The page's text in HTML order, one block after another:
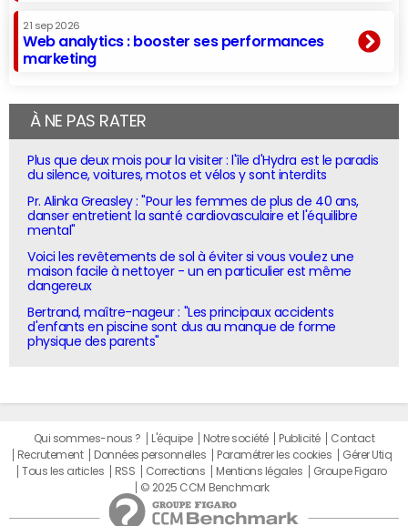
21 sep 2026
Web analytics : booster ses performances
marketing
À NE PAS RATER
Plus que deux mois pour la visiter : l'île d'Hydra est le paradis
du silence, voitures, motos et vélos y sont interdits
Pr. Alinka Greasley : "Pour les femmes de plus de 40 ans,
danser entretient la santé cardiovasculaire et l'équilibre
mental"
Voici les revêtements de sol à éviter si vous voulez une
maison facile à nettoyer - un en particulier est même
dangereux
Bertrand, maître-nageur : "Les principaux accidents
d'enfants en piscine sont dus au manque de forme
physique des parents"
Qui sommes-nous ? L'équipe Notre société Publicité
Contact
Recrutement
Données personnelles Paramétrer les cookies
Gérer Utiq
Tous les articles
RSS Corrections Mentions légales
Groupe Figaro
© 2025 CCM Benchmark